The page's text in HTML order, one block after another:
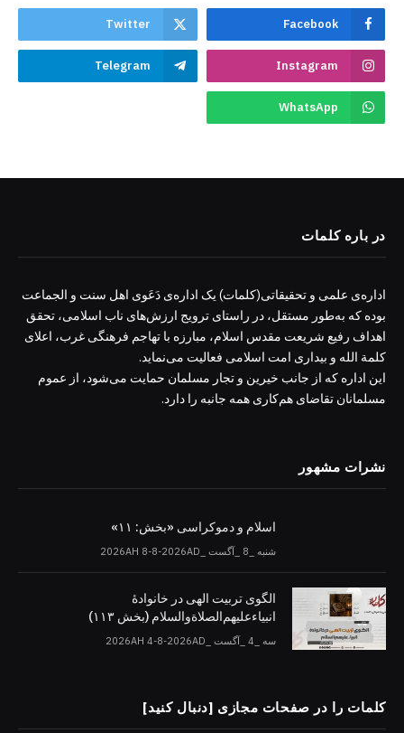
Facebook
Twitter
Instagram
Telegram
WhatsApp
در باره کلمات
اداره‌ی علمی و تحقیقاتی(کلمات) یک اداره‌ی دَعَوی اهل سنت و الجماعت
بوده که به‌طور مستقل، در راستای ترویج ارزش‌های ناب اسلامی، تحقق
اهداف رفیع شریعت مقدس اسلام، مبارزه با تهاجم فرهنگی غرب، اعلای
کلمة الله و بیداری امت اسلامی فعالیت می‌نماید.
این اداره که از جانب خیرین و تجار مسلمان حمایت می‌شود، از عموم
مسلمانان تقاضای هم‌کاری همه جانبه را دارد.
نشرات مشهور
اسلام و دموکراسی «بخش: ۱۱»
شنبه _8 _آگست _2026AH 8-8-2026AD
الگوی تربیت الهی در خانوادۀ
انبیاءعلیهم‌الصلاةو‌السلام (بخش ۱۱۳)
سه _4 _آگست _2026AH 4-8-2026AD
کلمات را در صفحات مجازی [دنبال کنید]